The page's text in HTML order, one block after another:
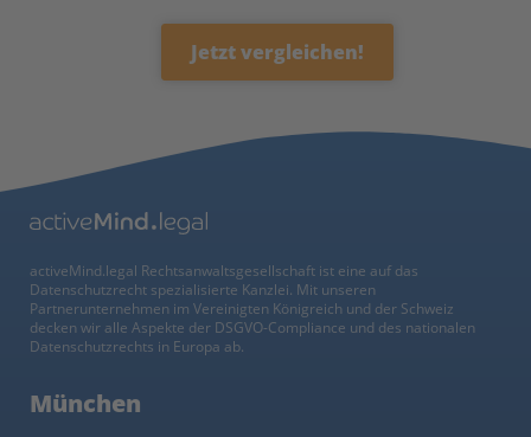
Jetzt vergleichen!
activeMind.legal Rechtsanwaltsgesellschaft ist eine auf das
Datenschutzrecht spezialisierte Kanzlei. Mit unseren
Partnerunternehmen im Vereinigten Königreich und der Schweiz
decken wir alle Aspekte der DSGVO-Compliance und des nationalen
Datenschutzrechts in Europa ab.
München